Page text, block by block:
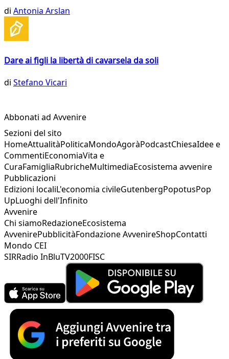
di Antonia Arslan
Dare ai figli la libertà di cavarsela da soli
di Stefano Vicari
Abbonati ad Avvenire
Sezioni del sito
HomeAttualitàPoliticaMondoAgoràPodcastChiesaIdee e
CommentiEconomiaVita e
CuraFamigliaRubricheMultimediaEcosistema avvenire
Pubblicazioni
Edizioni localiL'economia civileGutenbergPopotusPop
UpLuoghi dell'Infinito
Avvenire
Chi siamoRedazioneEcosistema
AvvenirePubblicitàFondazione AvvenireShopContatti
Mondo CEI
SIRRadio InBluTV2000FISC